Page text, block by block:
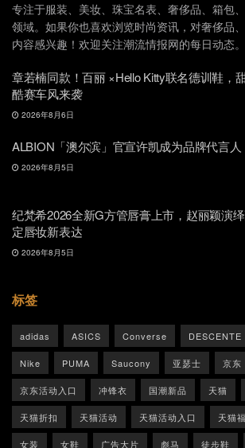
专注于服装、美妆、珠宝名表、奢侈品、箱包
领域。如果你也喜欢浏览时尚资讯，对奢侈品
内容感兴趣！欢迎关注潮流情报网的每日动态。
章若楠同款！百丽 ×Hello Kitty联名德训鞋，
酷赛车风来袭
2026年8月6日
ALBION「澳尔滨」官宣许凯成为品牌代言人
2026年8月5日
纪梵希2026全新G方管唇膏上市，赵丽颖演
定唇妆新表达
2026年8月5日
标签
adidas ASICS Converse DESCENTE
Nike PUMA Saucony 亚瑟士 京东
京东活动入口 冲锋衣 国潮新品 天猫
天猫折扣 天猫活动 天猫活动入口 天猫
女装 女鞋 广告大片 彪马 徒步鞋